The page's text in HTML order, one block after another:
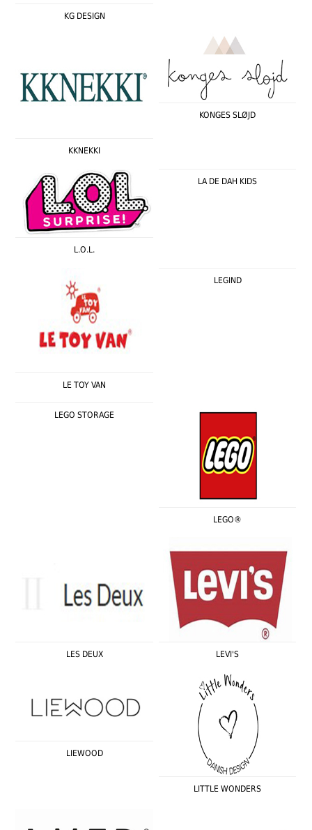
KG DESIGN
KKNEKKI
KONGES SLØJD
L.O.L.
LA DE DAH KIDS
LE TOY VAN
LEGIND
LEGO STORAGE
LEGO®
LES DEUX LEVI'S
LIEWOOD
LITTLE WONDERS